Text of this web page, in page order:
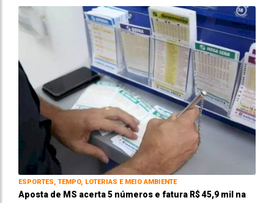
ESPORTES, TEMPO, LOTERIAS E MEIO AMBIENTE
Aposta de MS acerta 5 números e fatura R$ 45,9 mil na